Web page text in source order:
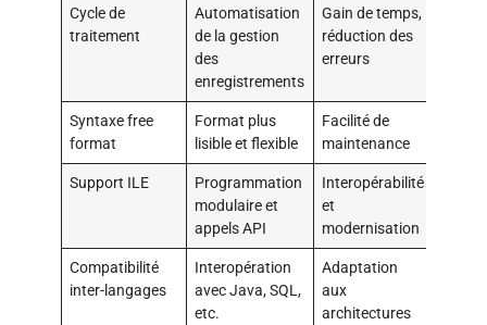
Cycle de
traitement
Automatisation
de la gestion
des
enregistrements
Gain de temps,
réduction des
erreurs
Syntaxe free
format
Format plus
lisible et flexible
Facilité de
maintenance
Support ILE
Programmation
modulaire et
appels API
Interopérabilité
et
modernisation
Compatibilité
inter-langages
Interopération
avec Java, SQL,
etc.
Adaptation
aux
architectures